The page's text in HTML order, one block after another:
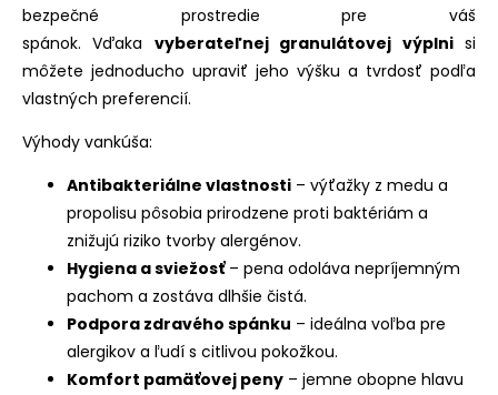
bezpečné prostredie pre váš
spánok. Vďaka vyberateľnej granulátovej výplnisi
môžete jednoducho upraviť jeho výšku a tvrdosť podľa
vlastných preferencií.
Výhody vankúša:
Antibakteriálne vlastnosti – výťažky z medu a
propolisu pôsobia prirodzene proti baktériám a
znižujú riziko tvorby alergénov.
Hygiena a sviežosť – pena odoláva nepríjemným
pachom a zostáva dlhšie čistá.
Podpora zdravého spánku – ideálna voľba pre
alergikov a ľudí s citlivou pokožkou.
Komfort pamäťovej peny – jemne obopne hlavu